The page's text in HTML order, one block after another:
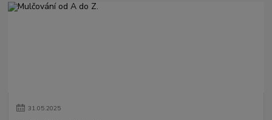
31.05.2025